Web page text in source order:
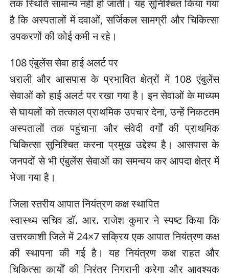
तक स्थिति सामान्य नहीं हो जाती। यह सुनिश्चित किया गया
है कि अस्पतालों में दवाओं, सर्जिकल सामग्री और चिकित्सा
उपकरणों की कोई कमी न रहे।
108 एंबुलेंस सेवा हाई अलर्ट पर
धराली और आसपास के प्रभावित क्षेत्रों में 108 एंबुलेंस
सेवाओं को हाई अलर्ट पर रखा गया है। इन सेवाओं के माध्यम
से घायलों को तत्काल प्राथमिक उपचार देना, उन्हें निकटतम
अस्पतालों तक पहुंचाना और संवेदी वर्गों की प्राथमिक
चिकित्सा सुनिश्चित करना प्रमुख उद्देश्य है। आसपास के
जनपदों से भी एंबुलेंस सेवाओं का समन्वय कर आपदा क्षेत्र में
भेजा गया है।
जिला स्तरीय आपात नियंत्रण कक्ष स्थापित
स्वास्थ्य सचिव डॉ. आर. राजेश कुमार ने स्पष्ट किया कि
उत्तरकाशी जिले में 24×7 सक्रिय एक आपात नियंत्रण कक्ष
की स्थापना की गई है। यह नियंत्रण कक्ष राहत और
चिकित्सा कार्यों की निरंतर निगरानी करेगा और आवश्यक